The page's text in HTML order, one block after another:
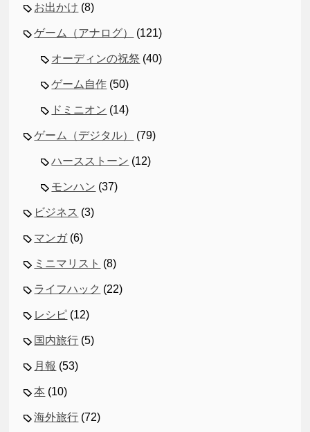
お出かけ (8)
ゲーム（アナログ） (121)
オーディンの祝祭 (40)
ゲーム自作 (50)
ドミニオン (14)
ゲーム（デジタル） (79)
ハースストーン (12)
モンハン (37)
ビジネス (3)
マンガ(6)
ミニマリスト (8)
ライフハック (22)
レシピ (12)
国内旅行 (5)
月報 (53)
本 (10)
海外旅行 (72)